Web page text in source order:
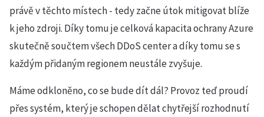
právě v těchto místech - tedy začne útok mitigovat blíže
k jeho zdroji. Díky tomu je celková kapacita ochrany Azure
skutečně součtem všech DDoS center a díky tomu se s
každým přidaným regionem neustále zvyšuje.
Máme odkloněno, co se bude dít dál? Provoz teď proudí
přes systém, který je schopen dělat chytřejší rozhodnutí